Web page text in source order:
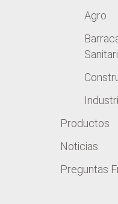
Agro
Productos
Noticias
Preguntas